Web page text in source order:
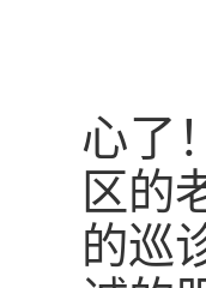
心了
区的
的巡